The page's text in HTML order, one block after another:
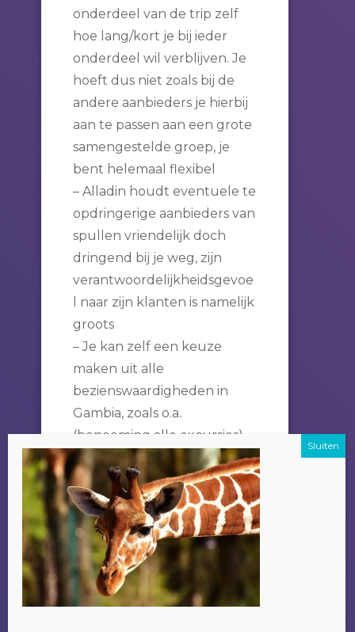
onderdeel van de trip zelf
hoe lang/kort je bij ieder
onderdeel wil verblijven. Je
hoeft dus niet zoals bij de
andere aanbieders je hierbij
aan te passen aan een grote
samengestelde groep, je
bent helemaal flexibel
– Alladin houdt eventuele te
opdringerige aanbieders van
spullen vriendelijk doch
dringend bij je weg, zijn
verantwoordelijkheidsgevoe
l naar zijn klanten is namelijk
groots
– Je kan zelf een keuze
maken uit alle
bezienswaardigheden in
Gambia, zoals o.a.
(benoeming alle excursies),
en dit ook over meerdere
dagen verspreiden indien
het wensenlijstje te lang
wordt.
Een bijkomend voordeel om
je excursie bij Alladin te
doen is dat het geld wat je